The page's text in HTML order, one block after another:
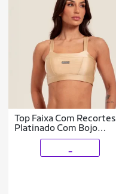
Top Faixa Com Recortes
Platinado Com Bojo
Donna Carioca